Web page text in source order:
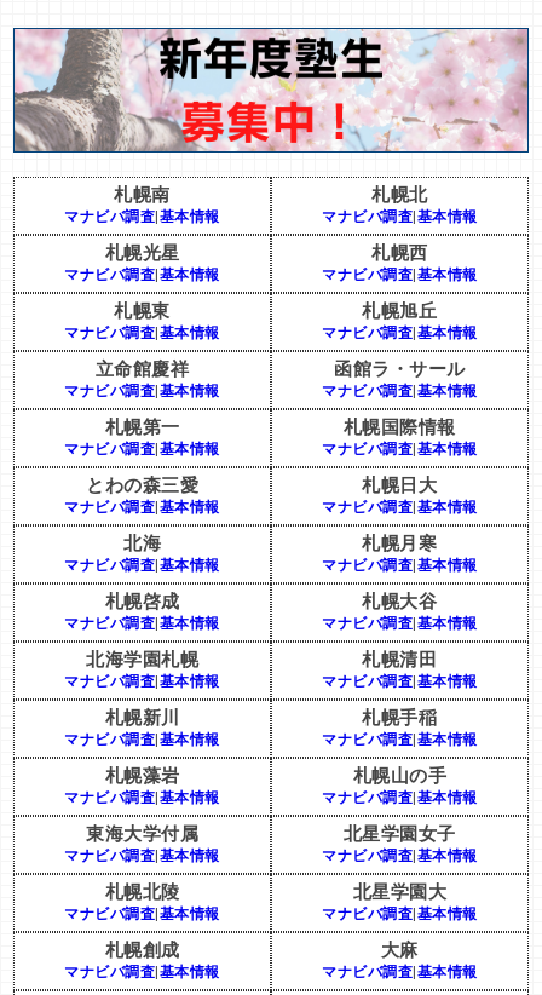
札幌南
マナビバ調査 基本情報
札幌北
マナビバ調査 基本情報
札幌光星
マナビバ調査 基本情報
札幌西
マナビバ調査 基本情報
札幌東
マナビバ調査 基本情報
札幌旭丘
マナビバ調査 基本情報
立命館慶祥
マナビバ調査 基本情報
函館ラ・サール
マナビバ調査 基本情報
札幌第一
マナビバ調査 基本情報
札幌国際情報
マナビバ調査 基本情報
とわの森三愛
マナビバ調査 基本情報
札幌日大
マナビバ調査 基本情報
北海
マナビバ調査 基本情報
札幌月寒
マナビバ調査 基本情報
札幌啓成
マナビバ調査 基本情報
札幌大谷
マナビバ調査 基本情報
北海学園札幌
マナビバ調査 基本情報
札幌清田
マナビバ調査 基本情報
札幌新川
マナビバ調査 基本情報
札幌手稲
マナビバ調査 基本情報
札幌藻岩
マナビバ調査 基本情報
札幌山の手
マナビバ調査 基本情報
東海大学付属
マナビバ調査 基本情報
北星学園女子
マナビバ調査 基本情報
札幌北陵
マナビバ調査 基本情報
北星学園大
マナビバ調査 基本情報
札幌創成
マナビバ調査 基本情報
大麻
マナビバ調査 基本情報